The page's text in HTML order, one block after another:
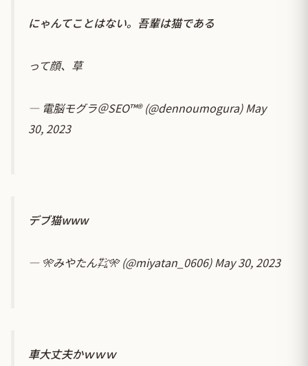
にゃんてことはない。吾輩は猫である
って顔、草
— 電脳モグラ＠SEO™® (@dennoumogura)May
30, 2023
デブ猫www
— 🎌みやたん㌠🎌 (@miyatan_0606)May 30, 2023
車大丈夫かｗｗｗ